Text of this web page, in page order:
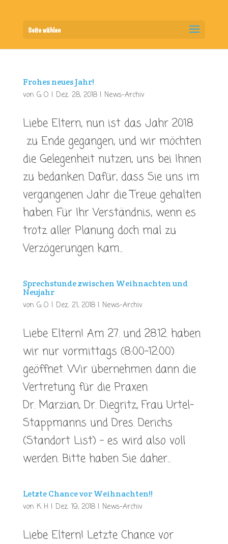
Seite wählen
Frohes neues Jahr!
von G O | Dez. 28, 2018| News-Archiv
Liebe Eltern, nun ist das Jahr 2018
zu Ende gegangen, und wir möchten
die Gelegenheit nutzen, uns bei Ihnen
zu bedanken. Dafür, dass Sie uns im
vergangenen Jahr die Treue gehalten
haben. Für Ihr Verständnis, wenn es
trotz aller Planung doch mal zu
Verzögerungen kam...
Sprechstunde zwischen Weihnachten und
Neujahr
von G O | Dez. 21, 2018| News-Archiv
Liebe Eltern! Am 27. und 28.12. haben
wir nur vormittags (8:00-12:00)
geöffnet. Wir übernehmen dann die
Vertretung für die Praxen
Dr. Marzian, Dr. Diegritz, Frau Urtel-
Stappmanns und Dres. Derichs
(Standort List) – es wird also voll
werden. Bitte haben Sie daher...
Letzte Chance vor Weihnachten!!
von K H| Dez. 19, 2018| News-Archiv
Liebe Eltern! Letzte Chance vor